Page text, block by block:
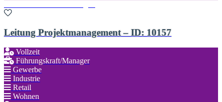
Leitung Projektmanagement – ID: 10157
Vollzeit
Führungskraft/Manager
Gewerbe
Industrie
Retail
Wohnen